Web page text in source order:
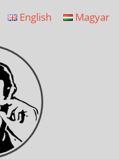
English Magyar